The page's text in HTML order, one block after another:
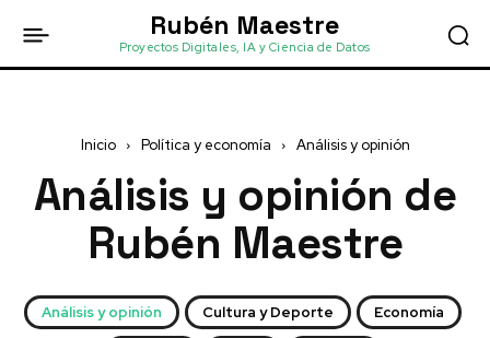
Rubén Maestre
Proyectos Digitales, IA y Ciencia de Datos
Inicio Política y economía Análisis y opinión
Análisis y opinión de
Rubén Maestre
Análisis y opinión Cultura y Deporte Economía